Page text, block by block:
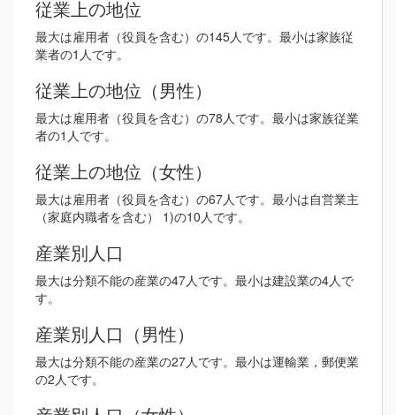
従業上の地位
最大は雇用者（役員を含む）の145人です。最小は家族従
業者の1人です。
従業上の地位（男性）
最大は雇用者（役員を含む）の78人です。最小は家族従業
者の1人です。
従業上の地位（女性）
最大は雇用者（役員を含む）の67人です。最小は自営業主
（家庭内職者を含む） 1)の10人です。
産業別人口
最大は分類不能の産業の47人です。最小は建設業の4人で
す。
産業別人口（男性）
最大は分類不能の産業の27人です。最小は運輸業，郵便業
の2人です。